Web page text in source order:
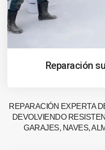
Reparación
REPARACIÓN EXPERTA
DEVOLVIENDO
GARAJES, NAVES,